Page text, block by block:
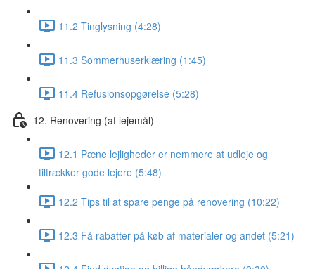
11.2 Tinglysning (4:28)
11.3 Sommerhuserklæring (1:45)
11.4 Refusionsopgørelse (5:28)
12. Renovering (af lejemål)
12.1 Pæne lejligheder er nemmere at udleje og
tiltrækker gode lejere (5:48)
12.2 Tips til at spare penge på renovering (10:22)
12.3 Få rabatter på køb af materialer og andet (5:21)